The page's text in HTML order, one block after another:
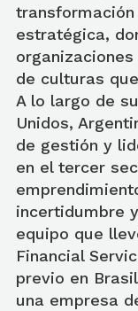
estratégica,
de culturas
A lo largo de
Unidos,
de gestión y
en el tercer
incertidumbre
equipo que
Financial
previo en
una empresa